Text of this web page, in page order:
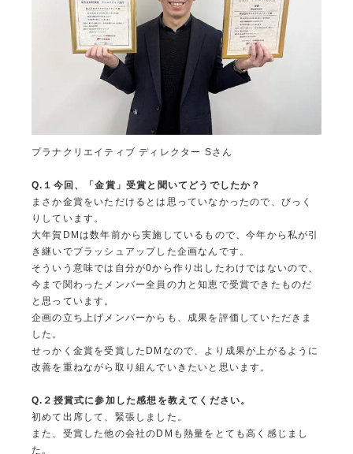
プラナクリエイティブ ディレクター Sさん
Q. １今回、「金賞」受賞と聞いてどうでしたか？
まさか金賞をいただけるとは思っていなかったので、びっく
りしています。
大年賀DMは数年前から実施しているもので、今年から私が引
き継いでブラッシュアップした企画なんです。
そういう意味では自分が0から作り出したわけではないので、
今まで関わったメンバー全員の力と知恵で受賞できたものだ
と思っています。
企画の立ち上げメンバーからも、成果を評価していただきま
した。
せっかく金賞を受賞したDMなので、より成果が上がるように
改善を重ねながら取り組んでいきたいと思います。
Q. ２授賞式に参加した感想を教えてください。
初めて出席して、緊張しました。
また、受賞した他の会社のDMも熱量をとても高く感じまし
た。